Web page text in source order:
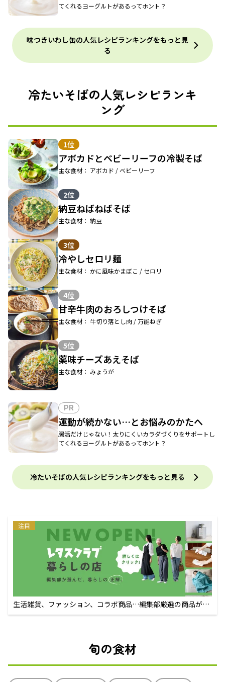
てくれるヨーグルトがあるってホント？
味つきいわし缶の人気レシピランキングをもっと見
る
冷たいそばの人気レシピランキ
ング
1位
アボカドとベビーリーフの冷製そば
主な食材： アボカド / ベビーリーフ
2位
納豆ねばねばそば
主な食材： 納豆
3位
冷やしセロリ麺
主な食材： かに風味かまぼこ / セロリ
4位
甘辛牛肉のおろしつけそば
主な食材： 牛切り落とし肉 / 万能ねぎ
5位
薬味チーズあえそば
主な食材： みょうが
PR
運動が続かない…とお悩みのかたへ
腸活だけじゃない！太りにくいカラダづくりをサポートし
てくれるヨーグルトがあるってホント？
冷たいそばの人気レシピランキングをもっと見る
注目
生活雑貨、ファッション、コラボ商品…編集部厳選の商品が買
えるECサイト
旬の食材